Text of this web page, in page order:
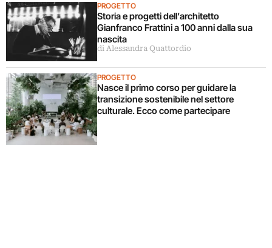
PROGETTO
Storia e progetti dell’architetto
Gianfranco Frattini a 100 anni dalla sua
nascita
di Alessandra Quattordio
PROGETTO
Nasce il primo corso per guidare la
transizione sostenibile nel settore
culturale. Ecco come partecipare